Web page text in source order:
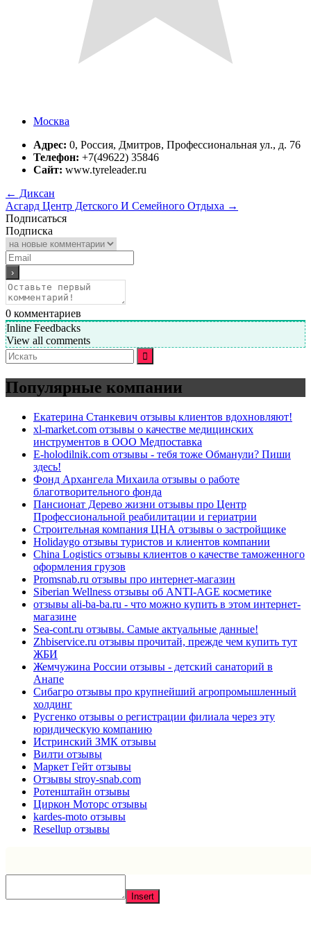
Москва
Адрес: 0, Россия, Дмитров, Профессиональная ул., д. 76
Телефон: +7(49622) 35846
Сайт: www.tyreleader.ru
← Диксан
Асгард Центр Детского И Семейного Отдыха →
Подписаться
Подписка
0 комментариев
Inline Feedbacks
View all comments
Искать:
Популярные компании
Екатерина Станкевич отзывы клиентов вдохновляют!
xl-market.com отзывы о качестве медицинских
инструментов в ООО Медпоставка
E-holodilnik.com отзывы - тебя тоже Обманули? Пиши
здесь!
Фонд Архангела Михаила отзывы о работе
благотворительного фонда
Пансионат Дерево жизни отзывы про Центр
Профессиональной реабилитации и гериатрии
Строительная компания ЦНА отзывы о застройщике
Holidaygo отзывы туристов и клиентов компании
China Logistics отзывы клиентов о качестве таможенного
оформления грузов
Promsnab.ru отзывы про интернет-магазин
Siberian Wellness отзывы об ANTI-AGE косметике
отзывы ali-ba-ba.ru - что можно купить в этом интернет-
магазине
Sea-cont.ru отзывы. Самые актуальные данные!
Zhbiservice.ru отзывы прочитай, прежде чем купить тут
ЖБИ
Жемчужина России отзывы - детский санаторий в
Анапе
Сибагро отзывы про крупнейший агропромышленный
холдинг
Русгенко отзывы о регистрации филиала через эту
юридическую компанию
Истринский ЗМК отзывы
Вилти отзывы
Маркет Гейт отзывы
Отзывы stroy-snab.com
Ротенштайн отзывы
Циркон Моторс отзывы
kardes-moto отзывы
Resellup отзывы
Insert